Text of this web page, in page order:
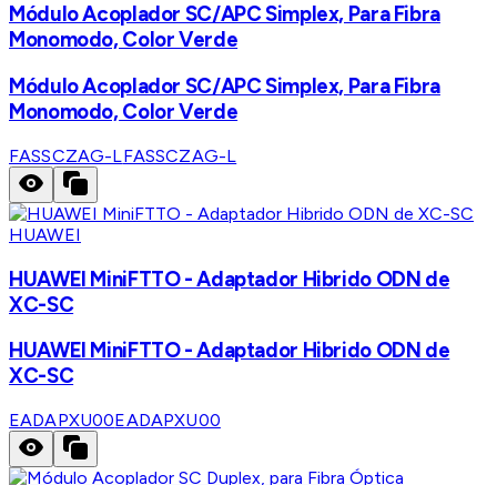
Módulo Acoplador SC/APC Simplex, Para Fibra
Monomodo, Color Verde
Módulo Acoplador SC/APC Simplex, Para Fibra
Monomodo, Color Verde
FASSCZAG-LFASSCZAG-L
HUAWEI
HUAWEI MiniFTTO - Adaptador Hibrido ODN de
XC-SC
HUAWEI MiniFTTO - Adaptador Hibrido ODN de
XC-SC
EADAPXU00EADAPXU00